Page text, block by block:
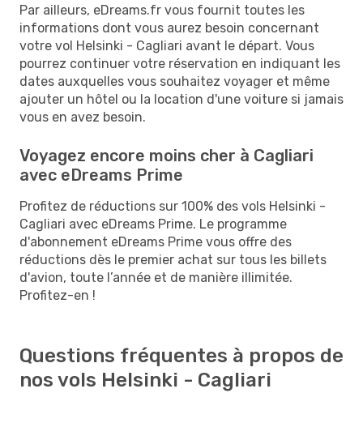
Par ailleurs, eDreams.fr vous fournit toutes les
informations dont vous aurez besoin concernant
votre vol Helsinki - Cagliari avant le départ. Vous
pourrez continuer votre réservation en indiquant les
dates auxquelles vous souhaitez voyager et même
ajouter un hôtel ou la location d'une voiture si jamais
vous en avez besoin.
Voyagez encore moins cher à Cagliari
avec eDreams Prime
Profitez de réductions sur 100% des vols Helsinki -
Cagliari avec eDreams Prime. Le programme
d'abonnement eDreams Prime vous offre des
réductions dès le premier achat sur tous les billets
d'avion, toute l’année et de manière illimitée.
Profitez-en !
Questions fréquentes à propos de
nos vols Helsinki - Cagliari